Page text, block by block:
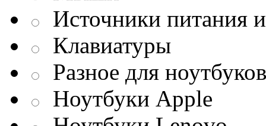
Источники питания
Клавиатуры
Разное для ноутбуков
Ноутбуки Apple